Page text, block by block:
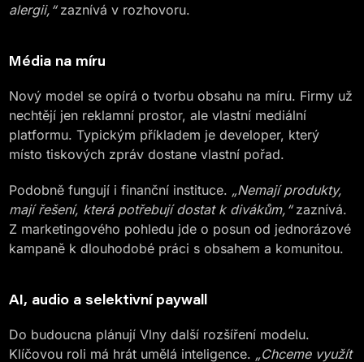
alergii,“zaznívá v rozhovoru.
Média na míru
Nový model se opírá o tvorbu obsahu na míru. Firmy už
nechtějí jen reklamní prostor, ale vlastní mediální
platformu. Typickým příkladem je developer, který
místo tiskových zpráv dostane vlastní pořad.
Podobně fungují i finanční instituce. „Nemají produkty,
mají řešení, která potřebují dostat k divákům,“zaznívá.
Z marketingového pohledu jde o posun od jednorázové
kampaně k dlouhodobé práci s obsahem a komunitou.
AI, audio a selektivní paywall
Do budoucna plánují Vlny další rozšíření modelu.
Klíčovou roli má hrát umělá inteligence. „Chceme využít